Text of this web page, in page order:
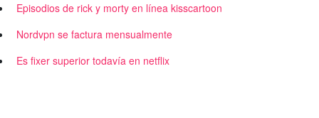
Episodios de rick y morty en línea kisscartoon
Nordvpn se factura mensualmente
Es fixer superior todavía en netflix